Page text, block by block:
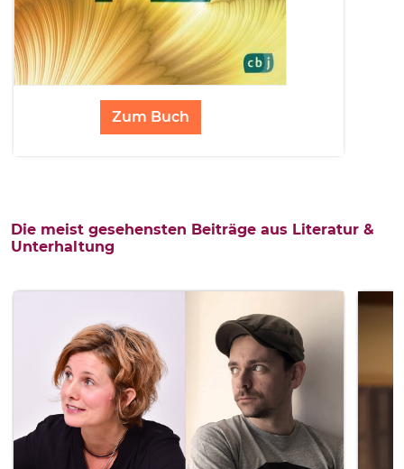
Zum Buch
Die meist gesehensten Beiträge aus Literatur &
Unterhaltung